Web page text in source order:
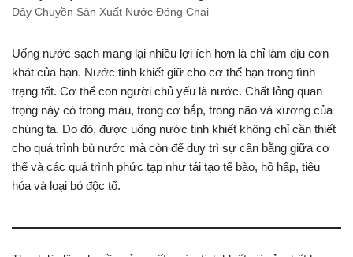
Dây Chuyền Sản Xuất Nước Đóng Chai
Uống nước sạch mang lại nhiều lợi ích hơn là chỉ làm dịu cơn
khát của bạn. Nước tinh khiết giữ cho cơ thể bạn trong tình
trạng tốt. Cơ thể con người chủ yếu là nước. Chất lỏng quan
trọng này có trong máu, trong cơ bắp, trong não và xương của
chúng ta. Do đó, được uống nước tinh khiết không chỉ cần thiết
cho quá trình bù nước mà còn để duy trì sự cân bằng giữa cơ
thể và các quá trình phức tạp như tái tạo tế bào, hô hấp, tiêu
hóa và loại bỏ độc tố.